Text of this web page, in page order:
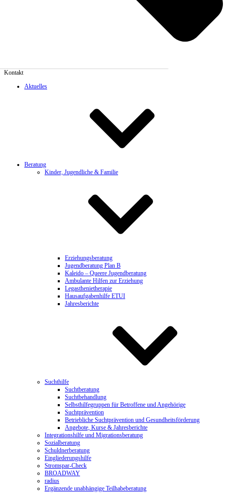
Kontakt
Aktuelles
Beratung
Kinder, Jugendliche & Familie
Erziehungsberatung
Jugendberatung Plan B
Kaleido – Queere Jugendberatung
Ambulante Hilfen zur Erziehung
Legasthenietherapie
Hausaufgabenhilfe ETUI
Jahresberichte
Suchthilfe
Suchtberatung
Suchtbehandlung
Selbsthilfegruppen für Betroffene und Angehörige
Suchtprävention
Betriebliche Suchtprävention und Gesundheitsförderung
Angebote, Kurse & Jahresberichte
Integrationshilfe und Migrationsberatung
Sozialberatung
Schuldnerberatung
Eingliederungshilfe
Stromspar-Check
BROADWAY
radius
Ergänzende unabhängige Teilhabeberatung